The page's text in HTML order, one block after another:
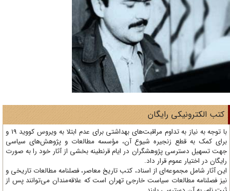
الکترونیکی رایگان
با توجه به نیاز به تداوم مراقبت‌های بهداشتی برای عدم ابتلا به ویروس کووید 19 و
کمک به قطع زنجیره شیوع آن، مؤسسه مطالعات و پژوهش‌های سیاسی
تسهیل دسترسی پژوهشگران در ایام قرنطینه بخشی از آثار خود را به صورت
در اختیار عموم قرار داد.
آثار شامل مجموعه‌ای از اسناد، کتب تاریخ معاصر، فصلنامه‌ مطالعات تاریخی و
فصلنامه مطالعات سیاست خارجی تهران است که علاقه‌مندان می‌توانند پس از